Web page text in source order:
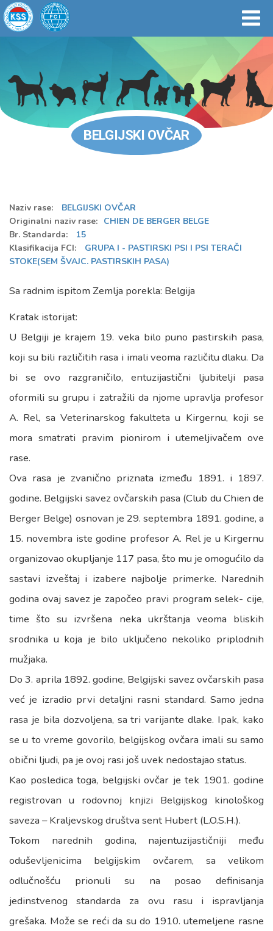
BELGIJSKI OVČAR
Naziv rase:
BELGIJSKI OVČAR
Originalni naziv rase: CHIEN DE BERGER BELGE
Br. Standarda:
15
Klasifikacija FCI:
GRUPA I - PASTIRSKI PSI I PSI TERAČI
STOKE(SEM ŠVAJC. PASTIRSKIH PASA)
Sa radnim ispitom Zemlja porekla: Belgija
Kratak istorijat:
U Belgiji je krajem 19. veka bilo puno pastirskih pasa,
koji su bili različitih rasa i imali veoma različitu dlaku. Da
bi se ovo razgraničilo, entuzijastični ljubitelji pasa
oformili su grupu i zatražili da njome upravlja profesor
A. Rel, sa Veterinarskog fakulteta u Kirgernu, koji se
mora smatrati pravim pionirom i utemeljivačem ove
rase.
Ova rasa je zvanično priznata između 1891. i 1897.
godine. Belgijski savez ovčarskih pasa (Club du Chien de
Berger Belge) osnovan je 29. septembra 1891. godine, a
15. novembra iste godine profesor A. Rel je u Kirgernu
organizovao okupljanje 117 pasa, što mu je omogućilo da
sastavi izveštaj i izabere najbolje primerke. Narednih
godina ovaj savez je započeo pravi program selek- cije,
time što su izvršena neka ukrštanja veoma bliskih
srodnika u koja je bilo uključeno nekoliko priplodnih
mužjaka.
Do 3. aprila 1892. godine, Belgijski savez ovčarskih pasa
već je izradio prvi detaljni rasni standard. Samo jedna
rasa je bila dozvoljena, sa tri varijante dlake. Ipak, kako
se u to vreme govorilo, belgijskog ovčara imali su samo
obični ljudi, pa je ovoj rasi još uvek nedostajao status.
Kao posledica toga, belgijski ovčar je tek 1901. godine
registrovan u rodovnoj knjizi Belgijskog kinološkog
saveza – Kraljevskog društva sent Hubert (L.O.S.H.).
Tokom narednih godina, najentuzijastičniji među
oduševljenicima belgijskim ovčarem, sa velikom
odlučnošću prionuli su na posao definisanja
jedinstvenog standarda za ovu rasu i ispravljanja
grešaka. Može se reći da su do 1910. utemeljene rasne